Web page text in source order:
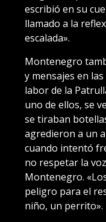
escribió en su
llamado a la
escalada».
Montenegro
y mensajes en
labor de la
uno de ellos, se
se tiraban
agredieron a un
cuando intentó
no respetar la
Montenegro.
peligro para el
niño, un perrito».